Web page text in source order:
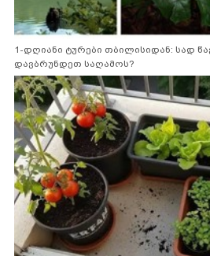
1-დღიანი ტურები თბილისიდან: სად
დავბრუნდეთ საღამოს?